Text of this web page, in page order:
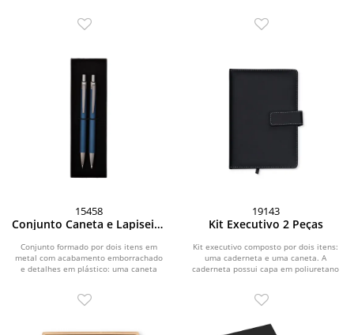
15458
Conjunto Caneta e Lapiseira
Conjunto formado por dois itens em
metal com acabamento emborrachado
e detalhes em plástico: uma caneta
19143
Kit Executivo 2 Peças
Kit executivo composto por dois itens:
uma caderneta e uma caneta. A
caderneta possui capa em poliuretano